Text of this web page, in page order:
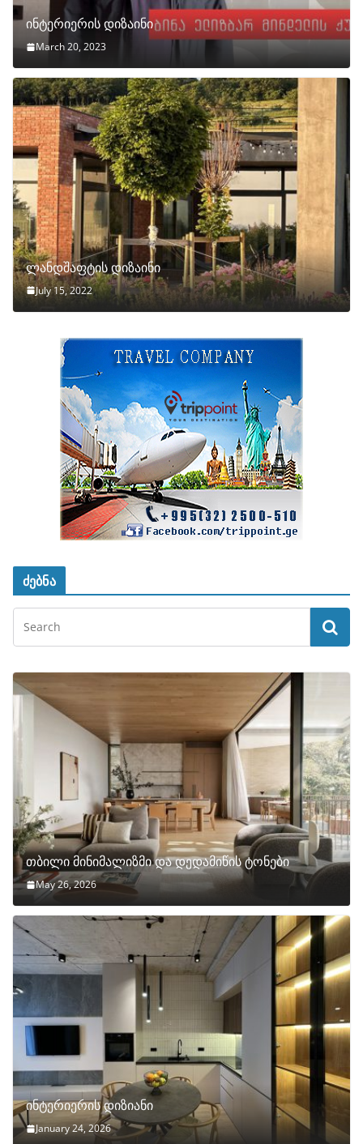
ინტერიერის დიზაინი
March 20, 2023
ლანდშაფტის დიზაინი
July 15, 2022
ძებნა
თბილი მინიმალიზმი და დედამიწის ტონები
May 26, 2026
ინტერიერის დიზიანი
January 24, 2026